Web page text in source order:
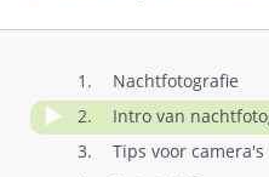
1. Nachtfotografie
2.
Intro van
3.
Tips voor